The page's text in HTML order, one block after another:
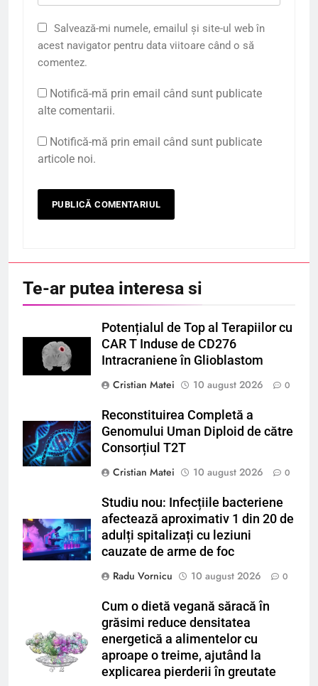
Salvează-mi numele, emailul și site-ul web în
acest navigator pentru data viitoare când o să
comentez.
Notifică-mă prin email când sunt publicate
alte comentarii.
Notifică-mă prin email când sunt publicate
articole noi.
Te-ar putea interesa si
Potențialul de Top al Terapiilor cu
CAR T Induse de CD276
Intracraniene în Glioblastom
Cristian Matei
10 august 2026 0
Reconstituirea Completă a
Genomului Uman Diploid de către
Consorțiul T2T
Cristian Matei
10 august 2026 0
Studiu nou: Infecțiile bacteriene
afectează aproximativ 1 din 20 de
adulți spitalizați cu leziuni
cauzate de arme de foc
Radu Vornicu
10 august 2026 0
Cum o dietă vegană săracă în
grăsimi reduce densitatea
energetică a alimentelor cu
aproape o treime, ajutând la
explicarea pierderii în greutate